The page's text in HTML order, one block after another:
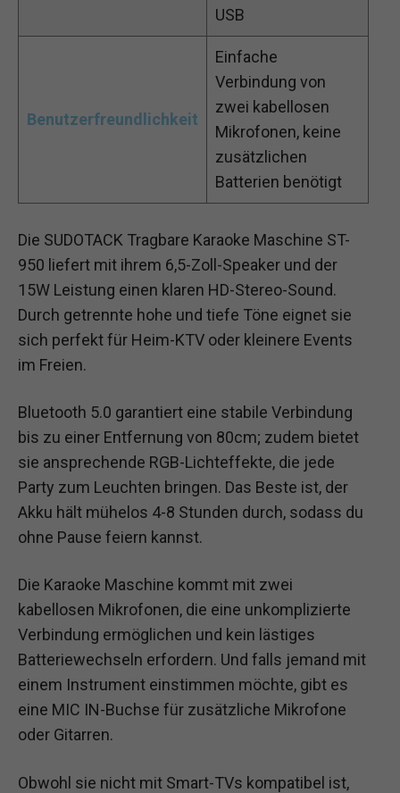
USB
Benutzerfreundlichkeit
Einfache
Verbindung von
zwei kabellosen
Mikrofonen, keine
zusätzlichen
Batterien benötigt
Die SUDOTACK Tragbare Karaoke Maschine ST-
950 liefert mit ihrem 6,5-Zoll-Speaker und der
15W Leistung einen klaren HD-Stereo-Sound.
Durch getrennte hohe und tiefe Töne eignet sie
sich perfekt für Heim-KTV oder kleinere Events
im Freien.
Bluetooth 5.0 garantiert eine stabile Verbindung
bis zu einer Entfernung von 80cm; zudem bietet
sie ansprechende RGB-Lichteffekte, die jede
Party zum Leuchten bringen. Das Beste ist, der
Akku hält mühelos 4-8 Stunden durch, sodass du
ohne Pause feiern kannst.
Die Karaoke Maschine kommt mit zwei
kabellosen Mikrofonen, die eine unkomplizierte
Verbindung ermöglichen und kein lästiges
Batteriewechseln erfordern. Und falls jemand mit
einem Instrument einstimmen möchte, gibt es
eine MIC IN-Buchse für zusätzliche Mikrofone
oder Gitarren.
Obwohl sie nicht mit Smart-TVs kompatibel ist,